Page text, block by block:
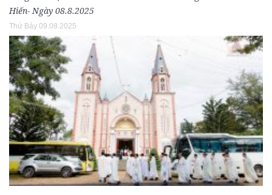
Hiến- Ngày 08.8.2025
Thứ Bảy 09.08.2025